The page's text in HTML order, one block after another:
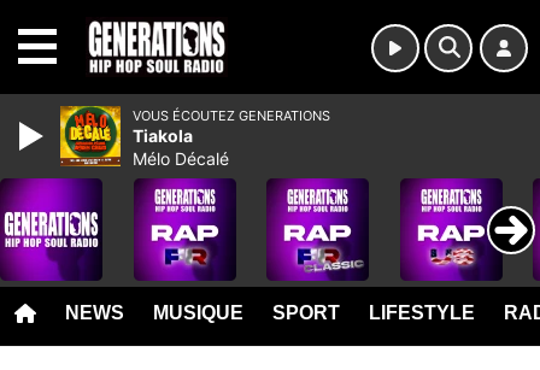
NEWS MUSIQUE SPORT LIFESTYLE
VOUS ÉCOUTEZ GENERATIONS
Tiakola
Mélo Décalé